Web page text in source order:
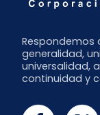
Respondemos
generalidad,
universalidad,
continuidad y